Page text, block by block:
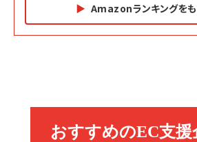
Amazonランキングをも
副業
￥1,870
カラダ2026／宮舘涼太]
￥880